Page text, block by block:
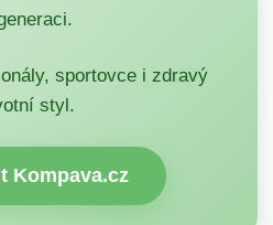
sportovce i zdravý
styl.
Kompava.cz